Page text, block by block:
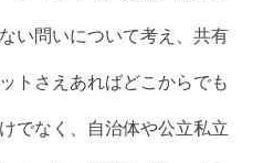
い問いについて考え、共有
トさえあればどこからでも
でなく、自治体や公立私立